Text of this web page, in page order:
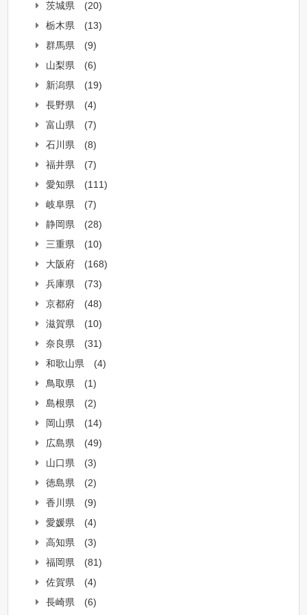
茨城県
(20)
栃木県
(13)
群馬県
(9)
山梨県
(6)
新潟県
(19)
長野県
(4)
富山県
(7)
石川県
(8)
福井県
(7)
愛知県
(111)
岐阜県
(7)
静岡県
(28)
三重県
(10)
大阪府
(168)
兵庫県
(73)
京都府
(48)
滋賀県
(10)
奈良県
(31)
和歌山県
(4)
鳥取県
(1)
島根県
(2)
岡山県
(14)
広島県
(49)
山口県
(3)
徳島県
(2)
香川県
(9)
愛媛県
(4)
高知県
(3)
福岡県
(81)
佐賀県
(4)
長崎県
(6)